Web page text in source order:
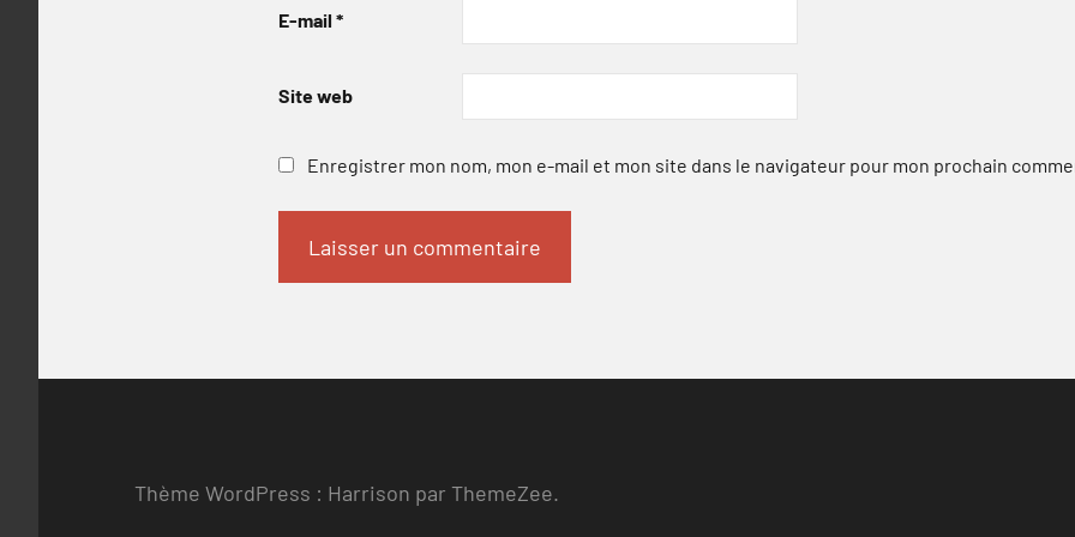
E-mail *
Site web
Enregistrer mon nom, mon e-mail et mon site dans le navigateur pour mon prochain
Thème WordPress : Harrison par ThemeZee.